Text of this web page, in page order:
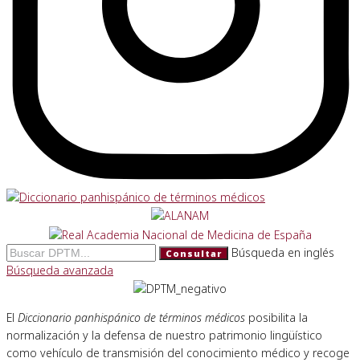
Consultar
Búsqueda en inglés
Búsqueda avanzada
El Diccionario panhispánico de términos médicos posibilita la
normalización y la defensa de nuestro patrimonio lingüístico
como vehículo de transmisión del conocimiento médico y recoge